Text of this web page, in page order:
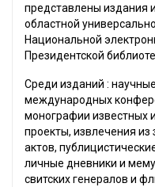
представлены издания
областной
Национальной
Президентской
Среди изданий :
международных
монографии известных
проекты, извлечения
актов,
личные дневники и
свитских генералов и